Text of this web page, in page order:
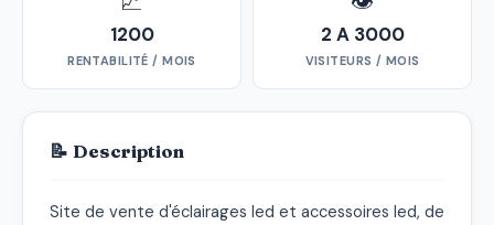
1200
RENTABILITÉ / MOIS
2 A 3000
VISITEURS / MOIS
📝 Description
Site de vente d'éclairages led et accessoires led, de